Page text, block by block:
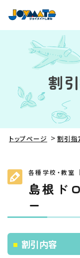
割
トップページ 割引指
各種学校・教室
島根ド
ー
割引内容